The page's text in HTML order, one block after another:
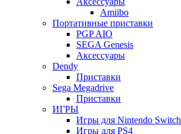
Amiibo
Портативные приставки
PGP AIO
SEGA Genesis
Аксессуары
Dendy
Приставки
Sega Megadrive
Приставки
ИГРЫ
Игры для Nintendo Switch
Игры для PS4